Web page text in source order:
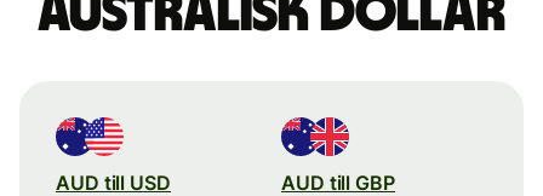
australisk dollar
AUD till USD AUD till GBP